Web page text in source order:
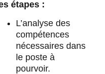
étapes :
L’analyse des
compétences
nécessaires dans
le poste à
pourvoir.